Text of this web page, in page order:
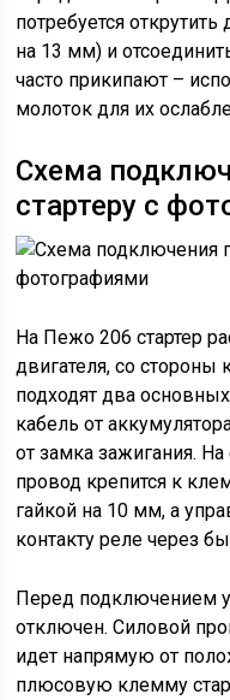
потребуется
на 13 мм) и
часто прикипают –
молоток для их
Схема
стартеру с
На Пежо 206 стартер
двигателя, со
подходят два
кабель от
от замка зажигания.
провод крепится к
гайкой на 10 мм, а
контакту реле через
Перед подключением
отключен. Силовой
идет напрямую от
плюсовую клемму